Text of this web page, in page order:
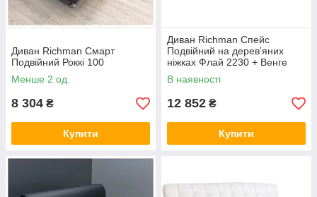
Диван Richman Смарт
Подвійний Роккі 100
Менше 2 од.
8 304 ₴
Купити
Диван Richman Спейс
Подвійний на дерев’яних
ніжках Флай 2230 + Венге
В наявності
12 852 ₴
Купити